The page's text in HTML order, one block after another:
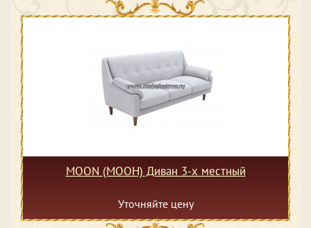
MOON (МООН) Диван 3-х местный
Уточняйте цену